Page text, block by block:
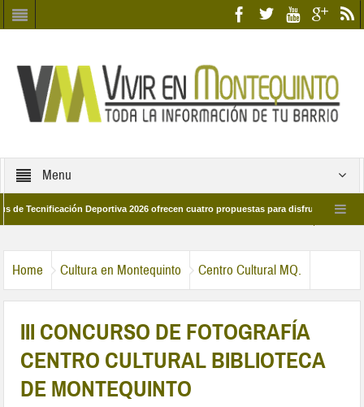
Menu
Deportiva 2026 ofrecen cuatro propuestas para disfrutar del deporte este
Home Cultura en Montequinto Centro Cultural MQ.
III CONCURSO DE FOTOGRAFÍA
CENTRO CULTURAL BIBLIOTECA
DE MONTEQUINTO